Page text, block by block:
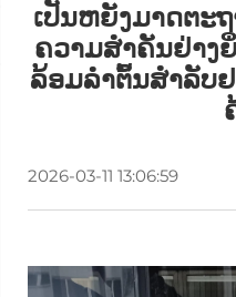
ເປັນຫຍັງມາດຕະ
ຄວາມສຳຄັນຢ່າງ
ລ້ອມລໍາຕົ້ນສຳລັບ
2026-03-11 13:06:59